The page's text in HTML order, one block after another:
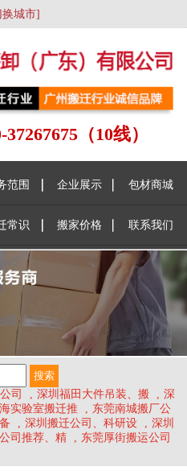
换城市]
37267675（10线）
范围 企业展示 包材商城
常识 搬家价格 联系我们
司 , 深圳福田大件吊装、搬 , 深
实验室搬迁推 , 东莞南城搬厂公
, 深圳搬迁公司、科研设 , 深圳
司推荐、精 , 东莞厚街搬运公司